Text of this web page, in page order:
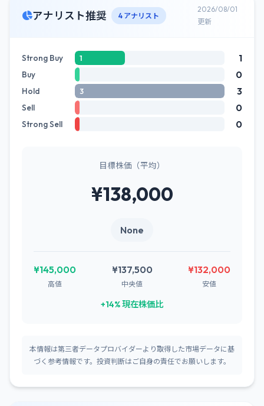
アナリスト推奨 4 アナリスト
2026/08/01
更新
Strong Buy 1 1
Buy 0
Hold 3 3
Sell 0
Strong Sell 0
目標株価（平均）
¥138,000
None
¥145,000
高値
¥137,500
中央値
¥132,000
安値
+14% 現在株価比
本情報は第三者データプロバイダーより取得した市場データに基
づく参考情報です。投資判断はご自身の責任でお願いします。